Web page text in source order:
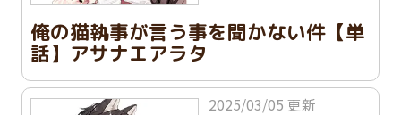
俺の猫執事が言う事を聞かない件【単
話】アサナエアラタ
2025/03/05 更新